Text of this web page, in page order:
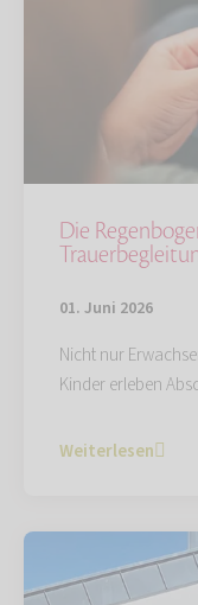
Die
01. Juni 2026
Nicht nur
Kinder erleben
Weiterlesen